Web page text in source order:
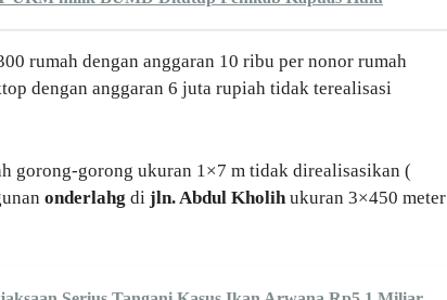
rumah dengan anggaran 10 ribu per nonor rumah
dengan anggaran 6 juta rupiah tidak terealisasi
gorong-gorong ukuran 1×7 m tidak direalisasikan (
onderlahg di jln. Abdul Kholihukuran 3×450 meter